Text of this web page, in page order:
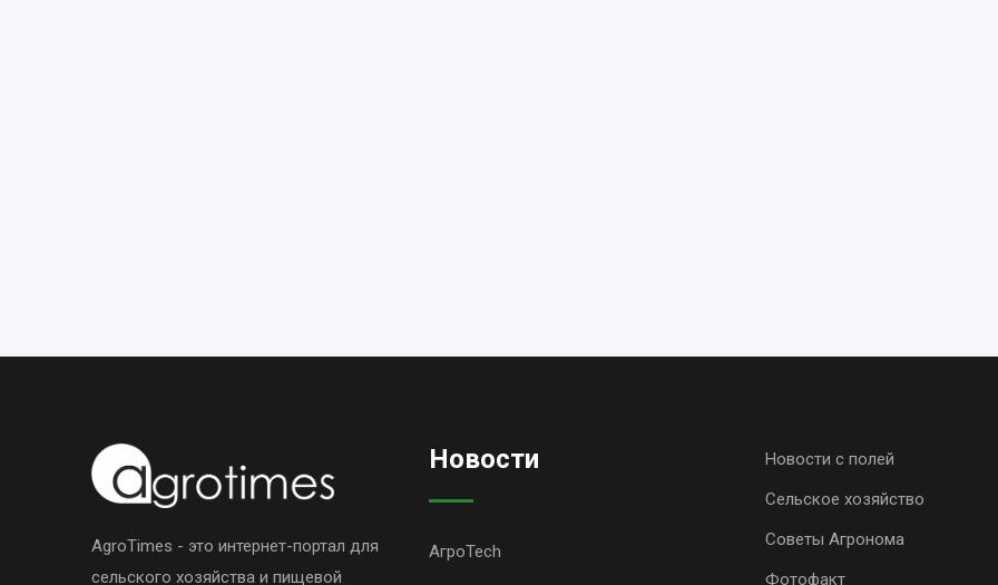
AgroTimes - это интернет-портал для
сельского хозяйства и пищевой
Новости
АгроTech
Новости с полей
Сельское хозяйство
Советы Агронома
Фотофакт